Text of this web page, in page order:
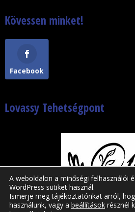
Kövessen minket!
Facebook
Lovassy Tehetségpont
A weboldalon a minőségi felhasználói
WordPress sütiket használ.
Ismerje meg tájékoztatónkat arról,
használunk, vagy a beállítások résznél